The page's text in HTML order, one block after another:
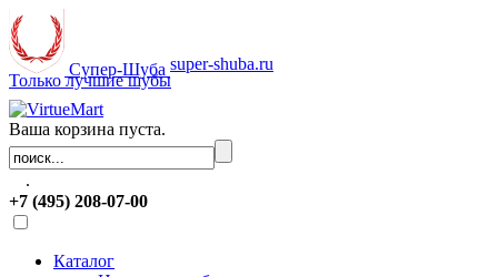
Супер-Шуба super-shuba.ru
Только лучшие шубы
Ваша корзина пуста.
.
+7 (495) 208-07-00
Каталог